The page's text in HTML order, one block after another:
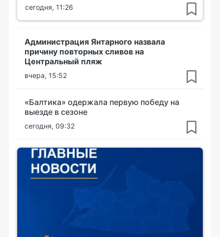
сегодня, 11:26
Администрация Янтарного назвала
причину повторных сливов на
Центральный пляж
вчера, 15:52
«Балтика» одержала первую победу на
выезде в сезоне
сегодня, 09:32